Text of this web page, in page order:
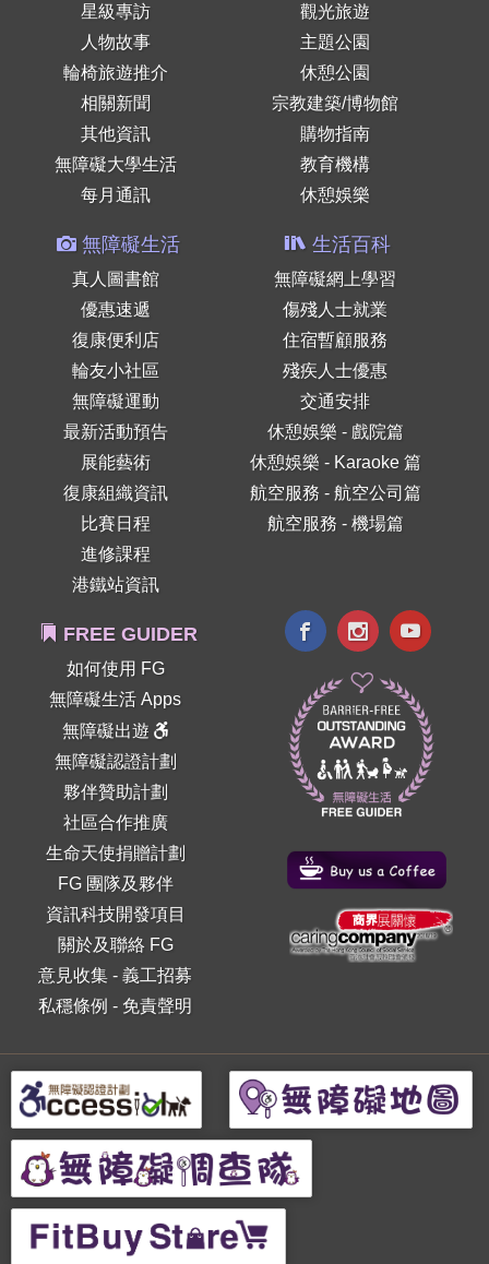
星級專訪
人物故事
輪椅旅遊推介
相關新聞
其他資訊
無障礙大學生活
每月通訊
觀光旅遊
主題公園
休憩公園
宗教建築/博物館
購物指南
教育機構
休憩娛樂
無障礙生活
真人圖書館
優惠速遞
復康便利店
輪友小社區
無障礙運動
最新活動預告
展能藝術
復康組織資訊
比賽日程
進修課程
港鐵站資訊
生活百科
無障礙網上學習
傷殘人士就業
住宿暫顧服務
殘疾人士優惠
交通安排
休憩娛樂 - 戲院篇
休憩娛樂 - Karaoke 篇
航空服務 - 航空公司篇
航空服務 - 機場篇
FREE GUIDER
如何使用 FG
無障礙生活 Apps
無障礙出遊
無障礙認證計劃
夥伴贊助計劃
社區合作推廣
生命天使捐贈計劃
FG 團隊及夥伴
資訊科技開發項目
關於及聯絡 FG
意見收集 -義工招募
私穩條例 - 免責聲明